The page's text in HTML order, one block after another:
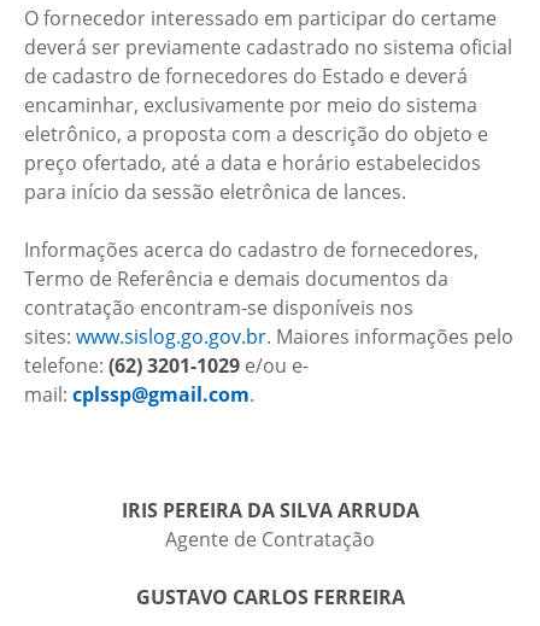
O fornecedor interessado em participar do certame
deverá ser previamente cadastrado no sistema oficial
de cadastro de fornecedores do Estado e deverá
encaminhar, exclusivamente por meio do sistema
eletrônico, a proposta com a descrição do objeto e
preço ofertado, até a data e horário estabelecidos
para início da sessão eletrônica de lances.
Informações acerca do cadastro de fornecedores,
Termo de Referência e demais documentos da
contratação encontram-se disponíveis nos
sites: www.sislog.go.gov.br. Maiores informações pelo
telefone: (62)3201-1029 e/ou e-
mail: cplssp@gmail.com.
IRIS PEREIRA DA SILVA ARRUDA
Agente de Contratação
GUSTAVO CARLOS FERREIRA